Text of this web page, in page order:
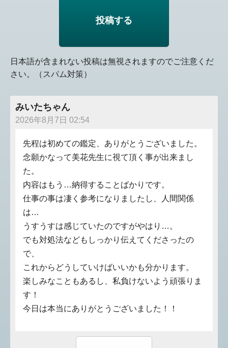
日本語が含まれない投稿は無視されますのでご注意くだ
さい。（スパム対策）
みいたちゃん
2026年8月7日 02:54
先程は初めての鑑定、ありがとうございました。
念願かなって美花先生に視て頂く事が出来まし
た。
内容はもう…納得することばかりです。
仕事の事は凄く参考になりましたし、人間関係
は…
うすうすは感じていたのですがやはり…。
でも対処法などもしっかり伝えてくださったの
で、
これからどうしていけばいいかも分かります。
楽しみなこともあるし、私負けないよう頑張りま
す！
今日は本当にありがとうございました！！